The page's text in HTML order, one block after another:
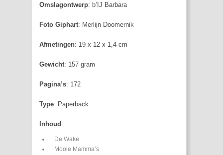
Omslagontwerp: b’IJ Barbara
Foto Giphart: Merlijn Doomernik
Afmetingen: 19 x 12 x 1,4 cm
Gewicht: 157 gram
Pagina’s: 172
Type: Paperback
Inhoud :
De Wake
Mooie Mamma’s